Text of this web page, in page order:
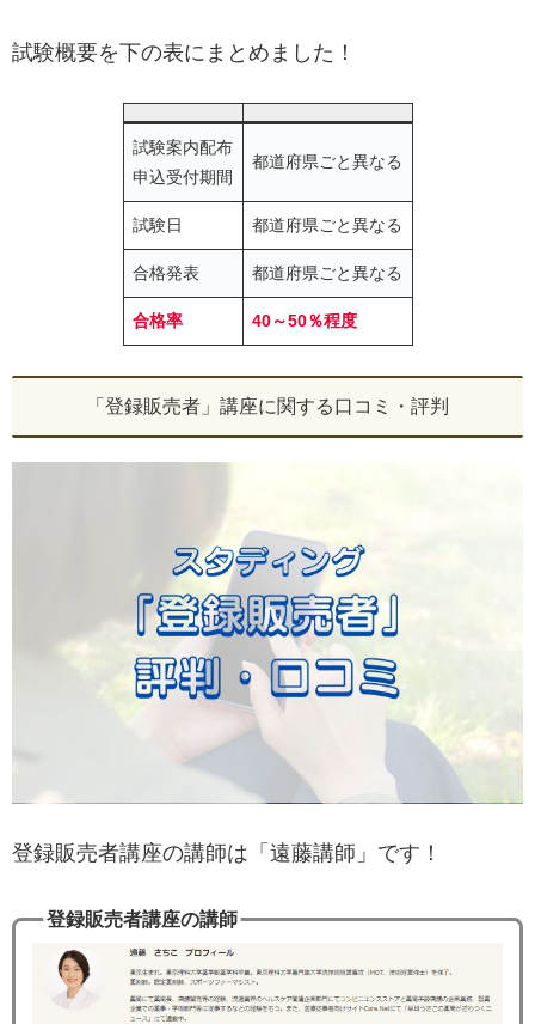
試験概要を下の表にまとめました！
試験案内配布
申込受付期間
都道府県ごと異なる
試験日 都道府県ごと異なる
合格発表 都道府県ごと異なる
合格率 40～50％程度
「登録販売者」講座に関する口コミ・評判
登録販売者講座の講師は「遠藤講師」です！
登録販売者講座の講師